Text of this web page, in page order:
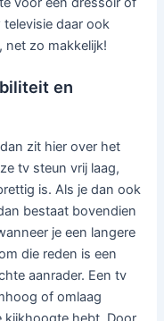
televisie daar ook
zo makkelijk!
en
zit hier over het
tv steun vrij laag,
is. Als je dan ook
bestaat bovendien
je een langere
die reden is een
aanrader. Een tv
of omlaag